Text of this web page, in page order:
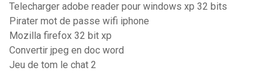
Telecharger adobe reader pour windows xp 32 bits
Pirater mot de passe wifi iphone
Mozilla firefox 32 bit xp
Convertir jpeg en doc word
Jeu de tom le chat 2